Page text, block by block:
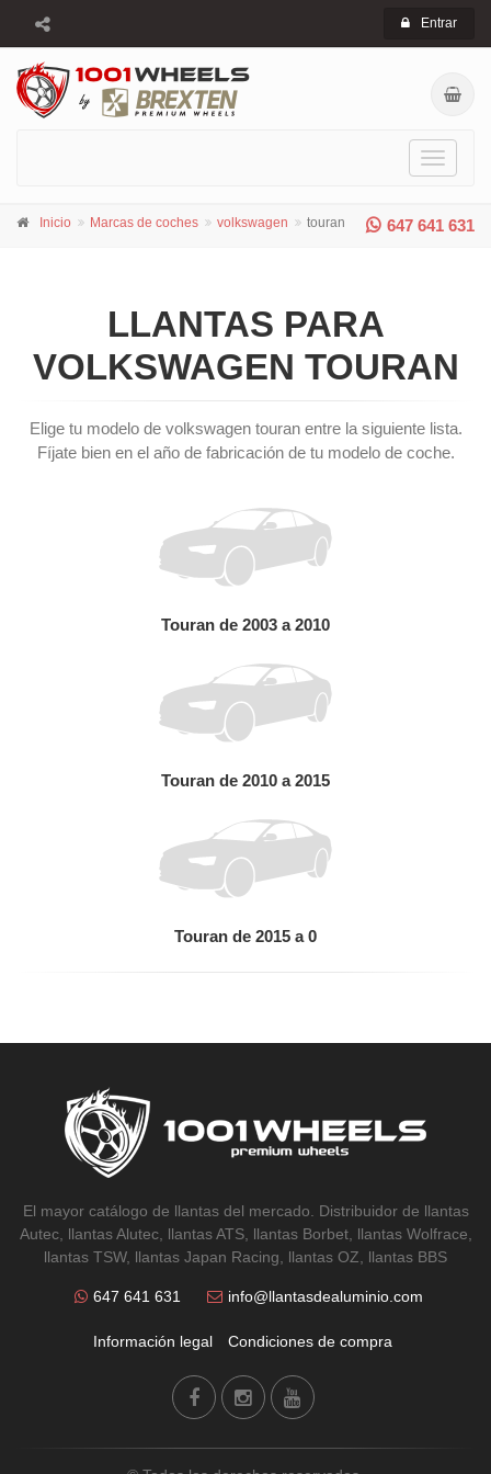
Entrar
Toggle
647 641 631
Inicio Marcas de coches volkswagen touran
LLANTAS PARA
VOLKSWAGEN TOURAN
Elige tu modelo de volkswagen touran entre la siguiente lista.
Fíjate bien en el año de fabricación de tu modelo de coche.
Touran de 2003 a 2010
Touran de 2010 a 2015
Touran de 2015 a 0
El mayor catálogo de llantas del mercado. Distribuidor de llantas
Autec, llantas Alutec, llantas ATS, llantas Borbet, llantas Wolfrace,
llantas TSW, llantas Japan Racing, llantas OZ, llantas BBS
647 641 631 info@llantasdealuminio.com
Información legal Condiciones de compra